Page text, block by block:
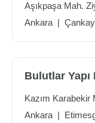
Aşıkpaşa Mah.
Ankara |
Bulutlar Yapı
Kazım
Ankara |